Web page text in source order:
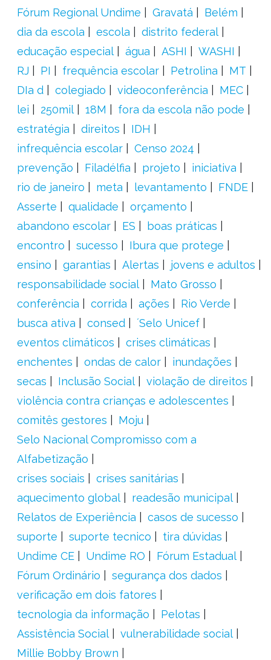
Fórum Regional Undime
Gravatá
Belém
dia da escola
escola
distrito federal
educação especial
água ASHI
WASHI
RJ
PI frequência escolar Petrolina
MT
DIa d
colegiado videoconferência
MEC
lei
250mil 18M
fora da escola não pode
estratégia
direitos
IDH
infrequência escolar
Censo 2024
prevenção
Filadélfia projeto
iniciativa
rio de janeiro
meta levantamento
FNDE
Asserte
qualidade
orçamento
abandono escolar
ES
boas práticas
encontro
sucesso
Ibura que protege
ensino
garantias Alertas
jovens e adultos
responsabilidade social
Mato Grosso
conferência
corrida ações
Rio Verde
busca ativa
consed
´Selo Unicef
eventos climáticos
crises climáticas
enchentes
ondas de calor
inundações
secas
Inclusão Social
violação de direitos
violência contra crianças e adolescentes
comitês gestores
Moju
Selo Nacional Compromisso com a
Alfabetização
crises sociais
crises sanitárias
aquecimento global
readesão municipal
Relatos de Experiência
casos de sucesso
suporte
suporte tecnico
tira dúvidas
Undime CE
Undime RO
Fórum Estadual
Fórum Ordinário
segurança dos dados
verificação em dois fatores
tecnologia da informação
Pelotas
Assistência Social
vulnerabilidade social
Millie Bobby Brown